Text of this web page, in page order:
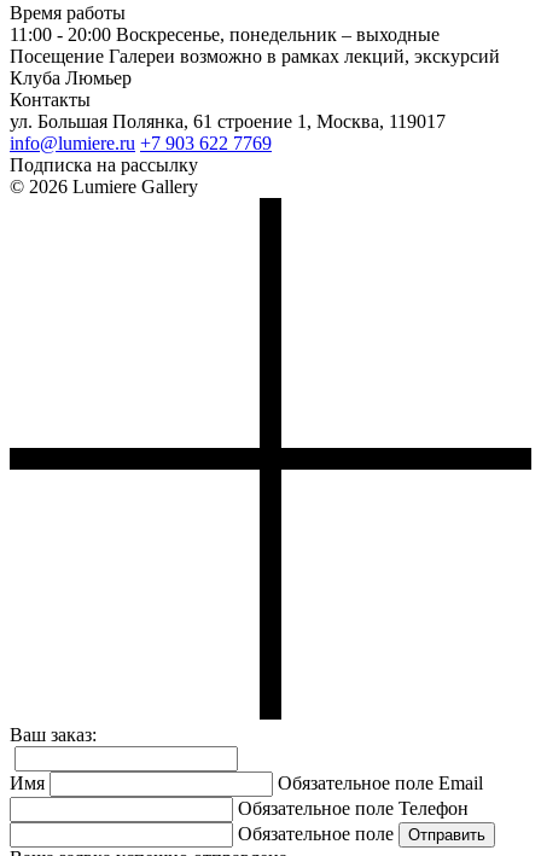
Время работы
11:00 - 20:00 Воскресенье, понедельник – выходные
Посещение Галереи возможно в рамках лекций, экскурсий
Клуба Люмьер
Контакты
ул. Большая Полянка, 61 строение 1, Москва, 119017
info@lumiere.ru +7 903 622 7769
Подписка на рассылку
© 2026 Lumiere Gallery
Ваш заказ:
Имя Обязательное поле Email
Обязательное поле Телефон
Обязательное поле